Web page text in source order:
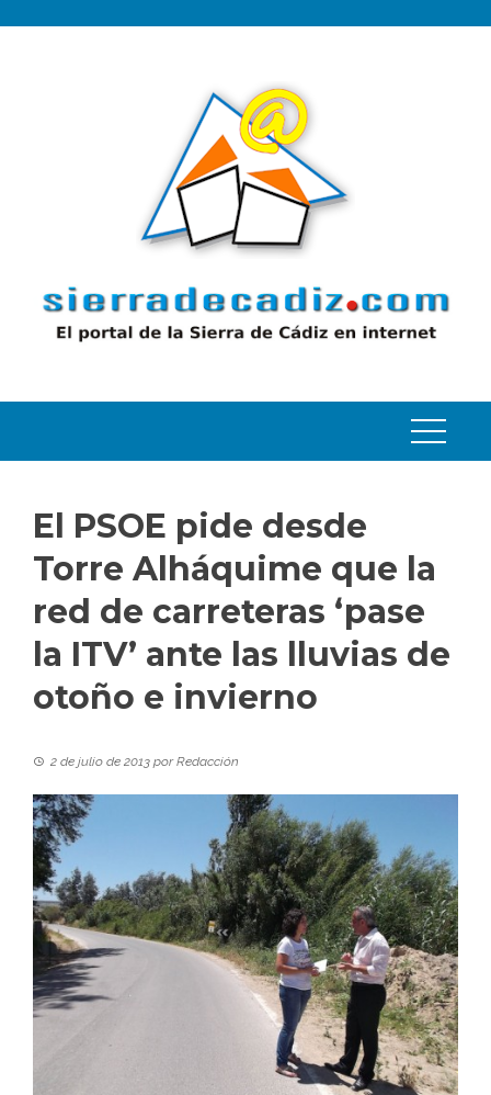
El PSOE pide desde
Torre Alháquime que la
red de carreteras ‘pase
la ITV’ ante las lluvias de
otoño e invierno
2 de julio de 2013 porRedacción